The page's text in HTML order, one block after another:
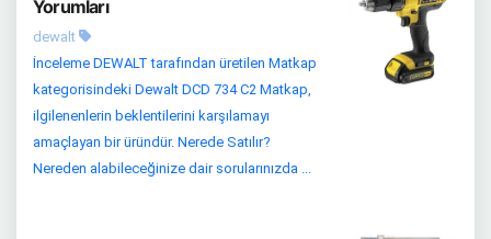
Yorumları
dewalt
İnceleme DEWALT tarafından üretilen Matkap
kategorisindeki Dewalt DCD 734 C2 Matkap,
ilgilenenlerin beklentilerini karşılamayı
amaçlayan bir üründür. Nerede Satılır?
Nereden alabileceğinize dair sorularınızda ...